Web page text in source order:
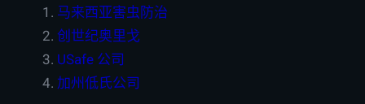
马来西亚害虫防治
创世纪奥里戈
USafe 公司
加州低氏公司